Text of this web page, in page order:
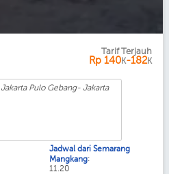
Tarif Terjauh
Rp 140K-182K
Pulo Gebang- Jakarta
Jadwal dari Semarang
Mangkang:
11.20